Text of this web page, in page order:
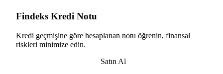
Findeks Kredi Notu
Kredi geçmişine göre hesaplanan notu öğrenin, finansal
riskleri minimize edin.
Satın Al